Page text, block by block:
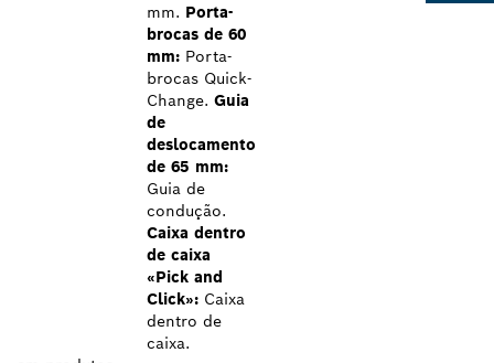
mm. Porta-
brocas de 60
mm: Porta-
brocas Quick-
Change. Guia
de
deslocamento
de 65 mm:
Guia de
condução.
Caixa dentro
de caixa
«Pick and
Click»: Caixa
dentro de
caixa.